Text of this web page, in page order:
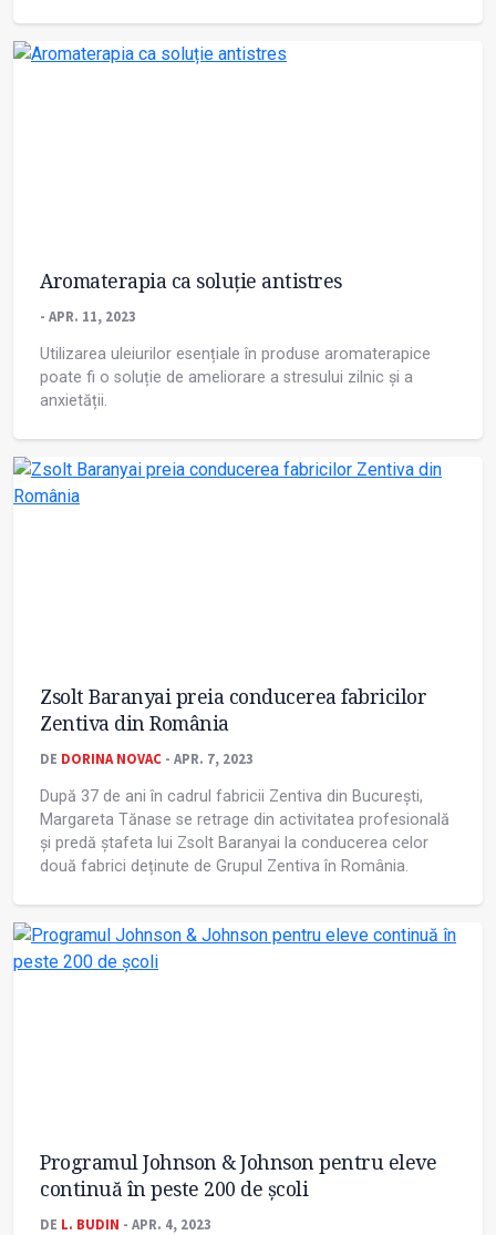
Aromaterapia ca soluție antistres
- APR. 11, 2023
Utilizarea uleiurilor esențiale în produse aromaterapice
poate fi o soluție de ameliorare a stresului zilnic și a
anxietății.
Zsolt Baranyai preia conducerea fabricilor
Zentiva din România
DE DORINA NOVAC - APR. 7, 2023
După 37 de ani în cadrul fabricii Zentiva din București,
Margareta Tănase se retrage din activitatea profesională
și predă ștafeta lui Zsolt Baranyai la conducerea celor
două fabrici deținute de Grupul Zentiva în România.
Programul Johnson & Johnson pentru eleve
continuă în peste 200 de școli
DE L. BUDIN - APR. 4, 2023